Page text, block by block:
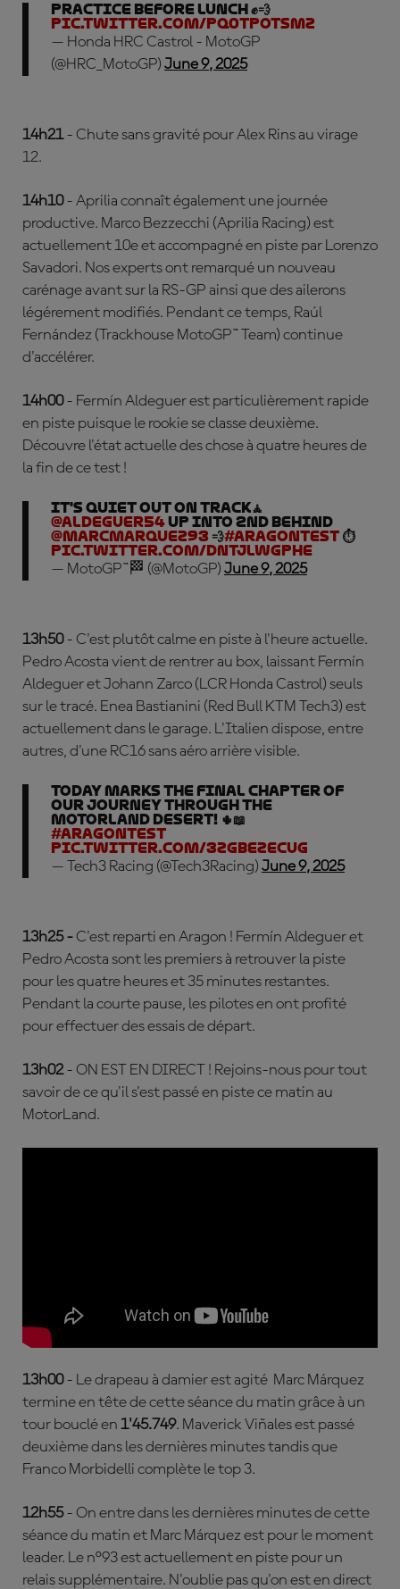
Practice before lunch ✊💨
pic.twitter.com/Pq0TPOtSmz
— Honda HRC Castrol - MotoGP
(@HRC_MotoGP) June 9, 2025
14h21- Chute sans gravité pour Alex Rins au virage
12.
14h10- Aprilia connaît également une journée
productive. Marco Bezzecchi (Aprilia Racing) est
actuellement 10e et accompagné en piste par Lorenzo
Savadori. Nos experts ont remarqué un nouveau
carénage avant sur la RS-GP ainsi que des ailerons
légérement modifiés. Pendant ce temps, Raúl
Fernández (Trackhouse MotoGP™ Team) continue
d'accélérer.
14h00- Fermín Aldeguer est particulièrement rapide
en piste puisque le rookie se classe deuxième.
Découvre l'état actuelle des chose à quatre heures de
la fin de ce test !
It's quiet out on track🧘
@Aldeguer54up into 2nd behind
@marcmarquez93 💨#AragonTest ⏱️
pic.twitter.com/DNTJlwgphE
— MotoGP™🏁 (@MotoGP) June 9, 2025
13h50- C'est plutôt calme en piste à l'heure actuelle.
Pedro Acosta vient de rentrer au box, laissant Fermín
Aldeguer et Johann Zarco (LCR Honda Castrol) seuls
sur le tracé. Enea Bastianini (Red Bull KTM Tech3) est
actuellement dans le garage. L'Italien dispose, entre
autres, d'une RC16 sans aéro arrière visible.
Today marks the final chapter of
our journey through the
MotorLand desert! 🌵📖
#AragonTest
pic.twitter.com/3ZGBeZECUG
— Tech3 Racing (@Tech3Racing) June 9, 2025
13h25 - C'est reparti en Aragon ! Fermín Aldeguer et
Pedro Acosta sont les premiers à retrouver la piste
pour les quatre heures et 35 minutes restantes.
Pendant la courte pause, les pilotes en ont profité
pour effectuer des essais de départ.
13h02- ON EST EN DIRECT ! Rejoins-nous pour tout
savoir de ce qu'il s'est passé en piste ce matin au
MotorLand.
13h00- Le drapeau à damier est agité Marc Márquez
termine en tête de cette séance du matin grâce à un
tour bouclé en 1'45.749. Maverick Viñales est passé
deuxième dans les dernières minutes tandis que
Franco Morbidelli complète le top 3.
12h55- On entre dans les dernières minutes de cette
séance du matin et Marc Márquez est pour le moment
leader. Le n°93 est actuellement en piste pour un
relais supplémentaire. N'oublie pas qu'on est en direct